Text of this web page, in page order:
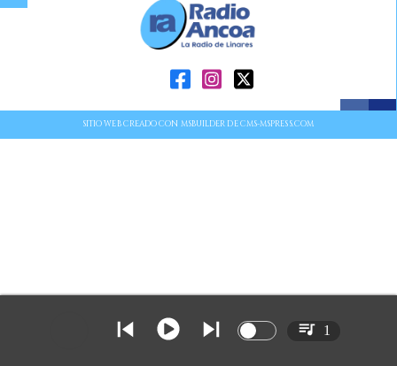
SITIO WEB CREADO CON MSBUILDER DE CMS-MSPRESS.COM
1